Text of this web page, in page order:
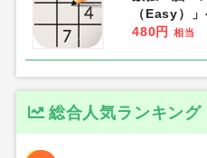
（Easy）
480円
相当
総合人気ランキング